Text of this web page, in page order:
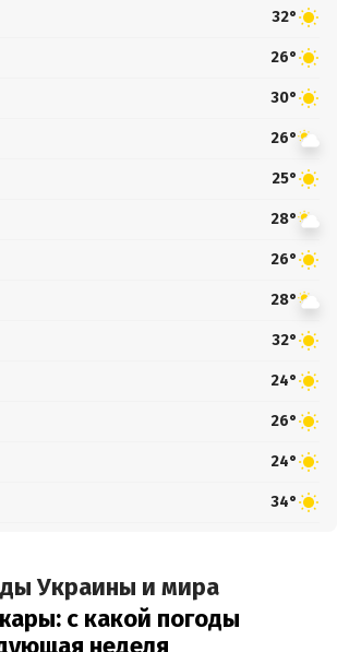
32°
26°
30°
26°
25°
28°
26°
28°
32°
24°
26°
24°
34°
Украины и мира
с какой погоды
неделя